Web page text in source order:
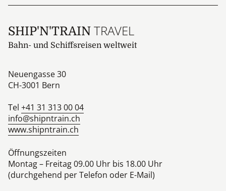
SHIP'N'TRAIN TRAVEL
Bahn- und Schiffsreisen weltweit
Neuengasse 30
CH-3001 Bern
Tel +41 31 313 00 04
info@shipntrain.ch
www.shipntrain.ch
Öffnungszeiten
Montag – Freitag 09.00 Uhr bis 18.00 Uhr
(durchgehend per Telefon oder E-Mail)